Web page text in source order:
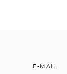
E-MAIL